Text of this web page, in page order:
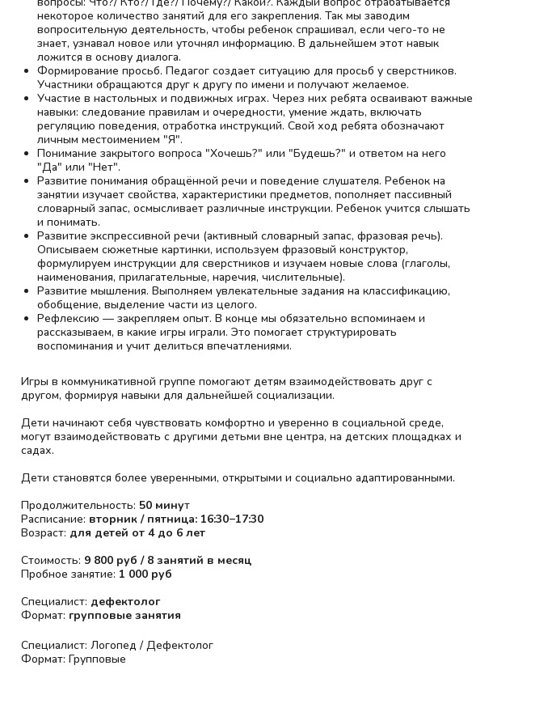
некоторое количество занятий для его закрепления. Так мы заводим
вопросительную деятельность, чтобы ребенок спрашивал, если чего-то не
знает, узнавал новое или уточнял информацию. В дальнейшем этот навык
ложится в основу диалога.
Формирование просьб. Педагог создает ситуацию для просьб у сверстников.
Участники обращаются друг к другу по имени и получают желаемое.
Участие в настольных и подвижных играх. Через них ребята осваивают важные
навыки: следование правилам и очередности, умение ждать, включать
регуляцию поведения, отработка инструкций. Свой ход ребята обозначают
личным местоимением "Я".
Понимание закрытого вопроса "Хочешь?" или "Будешь?" и ответом на него
"Да" или "Нет".
Развитие понимания обращённой речи и поведение слушателя. Ребенок на
занятии изучает свойства, характеристики предметов, пополняет пассивный
словарный запас, осмысливает различные инструкции. Ребенок учится слышать
и понимать.
Развитие экспрессивной речи (активный словарный запас, фразовая речь).
Описываем сюжетные картинки, используем фразовый конструктор,
формулируем инструкции для сверстников и изучаем новые слова (глаголы,
наименования, прилагательные, наречия, числительные).
Развитие мышления. Выполняем увлекательные задания на классификацию,
обобщение, выделение части из целого.
Рефлексию — закрепляем опыт. В конце мы обязательно вспоминаем и
рассказываем, в какие игры играли. Это помогает структурировать
воспоминания и учит делиться впечатлениями.
Игры в коммуникативной группе помогают детям взаимодействовать друг с
другом, формируя навыки для дальнейшей социализации.
Дети начинают себя чувствовать комфортно и уверенно в социальной среде,
могут взаимодействовать с другими детьми вне центра, на детских площадках и
садах.
Дети становятся более уверенными, открытыми и социально адаптированными.
Продолжительность: 50 минут
Расписание: вторник / пятница: 16:30−17:30
Возраст: для детей от 4 до 6 лет
Стоимость: 9 800 руб / 8 занятий в месяц
Пробное занятие: 1 000 руб
Специалист: дефектолог
Формат: групповые занятия
Специалист: Логопед / Дефектолог
Формат: Групповые